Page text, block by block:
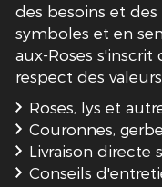
des besoins et
symboles et en
aux-Roses
respect des
Roses, lys et
Couronnes,
Livraison directe
Conseils